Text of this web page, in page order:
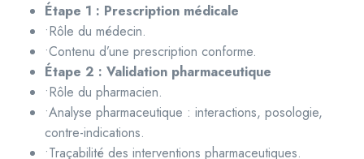
Étape 1 : Prescription médicale
•Rôle du médecin.
•Contenu d’une prescription conforme.
Étape 2 : Validation pharmaceutique
•Rôle du pharmacien.
•Analyse pharmaceutique : interactions, posologie,
contre-indications.
•Traçabilité des interventions pharmaceutiques.